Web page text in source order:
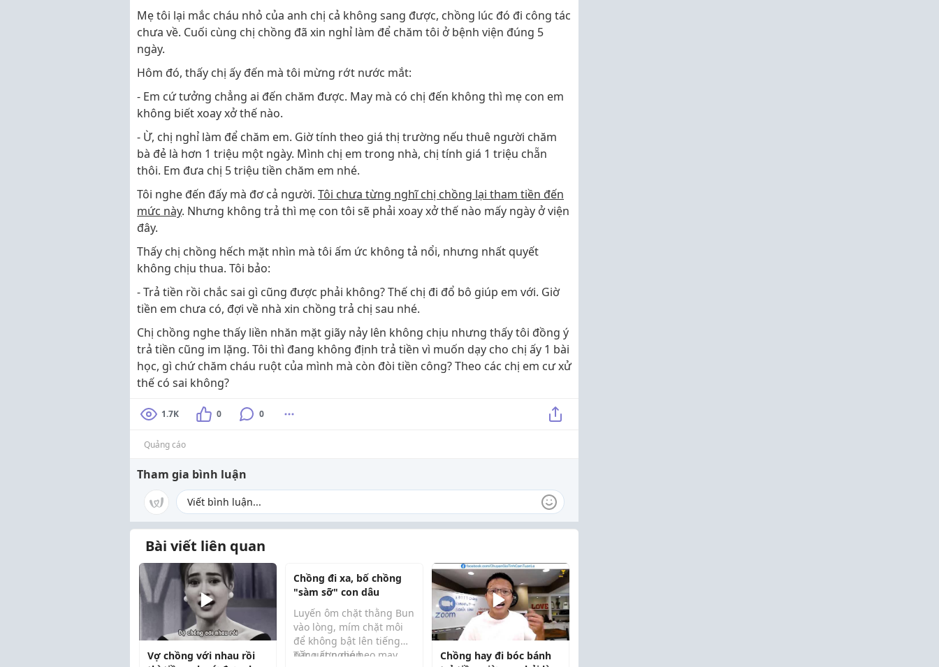
Mẹ tôi lại mắc cháu nhỏ của anh chị cả không sang được, chồng lúc đó đi công tác
chưa về. Cuối cùng chị chồng đã xin nghỉ làm để chăm tôi ở bệnh viện đúng 5
ngày.
Hôm đó, thấy chị ấy đến mà tôi mừng rớt nước mắt:
- Em cứ tưởng chẳng ai đến chăm được. May mà có chị đến không thì mẹ con em
không biết xoay xở thế nào.
- Ừ, chị nghỉ làm để chăm em. Giờ tính theo giá thị trường nếu thuê người chăm
bà đẻ là hơn 1 triệu một ngày. Mình chị em trong nhà, chị tính giá 1 triệu chẵn
thôi. Em đưa chị 5 triệu tiền chăm em nhé.
Tôi nghe đến đấy mà đơ cả người. Tôi chưa từng nghĩ chị chồng lại tham tiền đến
mức này. Nhưng không trả thì mẹ con tôi sẽ phải xoay xở thế nào mấy ngày ở viện
đây.
Thấy chị chồng hếch mặt nhìn mà tôi ấm ức không tả nổi, nhưng nhất quyết
không chịu thua. Tôi bảo:
- Trả tiền rồi chắc sai gì cũng được phải không? Thế chị đi đổ bô giúp em với. Giờ
tiền em chưa có, đợi về nhà xin chồng trả chị sau nhé.
Chị chồng nghe thấy liền nhăn mặt giãy nảy lên không chịu nhưng thấy tôi đồng ý
trả tiền cũng im lặng. Tôi thì đang không định trả tiền vì muốn dạy cho chị ấy 1 bài
học, gì chứ chăm cháu ruột của mình mà còn đòi tiền công? Theo các chị em cư xử
thế có sai không?
1.7K 0 0
Quảng cáo
Tham gia bình luận
Bài viết liên quan
Vợ chồng với nhau rồi
Chồng đi xa, bố chồng
"sàm sỡ" con dâu
Luyến ôm chặt thằng Bun
vào lòng, mím chặt môi
để không bật lên tiếng
nấc uất nghẹn.
Từng cơn gió heo may
Chồng hay đi bóc bánh